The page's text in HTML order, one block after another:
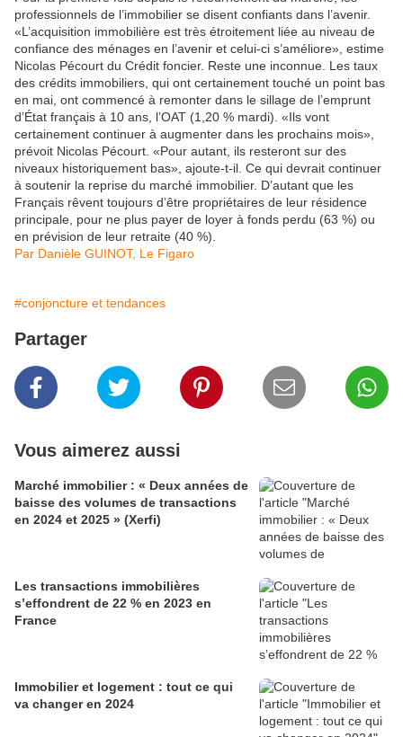
professionnels de l’immobilier se disent confiants dans l’avenir.
«L’acquisition immobilière est très étroitement liée au niveau de
confiance des ménages en l’avenir et celui-ci s’améliore», estime
Nicolas Pécourt du Crédit foncier. Reste une inconnue. Les taux
des crédits immobiliers, qui ont certainement touché un point bas
en mai, ont commencé à remonter dans le sillage de l’emprunt
d’État français à 10 ans, l’OAT (1,20 % mardi). «Ils vont
certainement continuer à augmenter dans les prochains mois»,
prévoit Nicolas Pécourt. «Pour autant, ils resteront sur des
niveaux historiquement bas», ajoute-t-il. Ce qui devrait continuer
à soutenir la reprise du marché immobilier. D’autant que les
Français rêvent toujours d’être propriétaires de leur résidence
principale, pour ne plus payer de loyer à fonds perdu (63 %) ou
en prévision de leur retraite (40 %).
Par Danièle GUINOT, Le Figaro
#conjoncture et tendances
Partager
Vous aimerez aussi
Marché immobilier : « Deux années de
baisse des volumes de transactions
en 2024 et 2025 » (Xerfi)
Les transactions immobilières
s’effondrent de 22 % en 2023 en
France
Immobilier et logement : tout ce qui
va changer en 2024